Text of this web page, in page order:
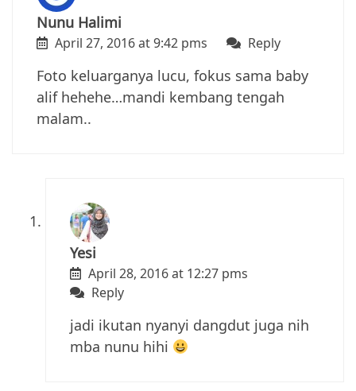
Nunu Halimi
April 27, 2016 at 9:42 pms Reply
Foto keluarganya lucu, fokus sama baby
alif hehehe…mandi kembang tengah
malam..
Yesi
April 28, 2016 at 12:27 pms
Reply
jadi ikutan nyanyi dangdut juga nih
mba nunu hihi